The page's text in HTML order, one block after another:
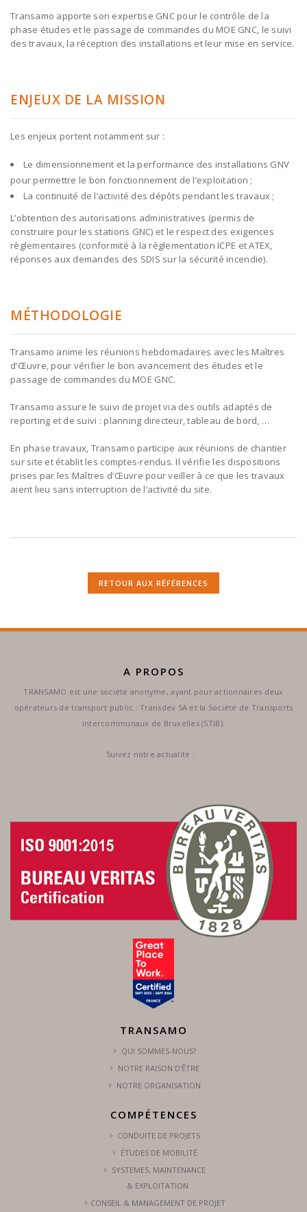
Transamo apporte son expertise GNC pour le contrôle de la
phase études et le passage de commandes du MOE GNC, le suivi
des travaux, la réception des installations et leur mise en service.
ENJEUX DE LA MISSION
Les enjeux portent notamment sur :
Le dimensionnement et la performance des installations GNV
pour permettre le bon fonctionnement de l’exploitation ;
La continuité de l’activité des dépôts pendant les travaux ;
L’obtention des autorisations administratives (permis de
construire pour les stations GNC) et le respect des exigences
règlementaires (conformité à la règlementation ICPE et ATEX,
réponses aux demandes des SDIS sur la sécurité incendie).
MÉTHODOLOGIE
Transamo anime les réunions hebdomadaires avec les Maîtres
d’Œuvre, pour vérifier le bon avancement des études et le
passage de commandes du MOE GNC.
Transamo assure le suivi de projet via des outils adaptés de
reporting et de suivi : planning directeur, tableau de bord, …
En phase travaux, Transamo participe aux réunions de chantier
sur site et établit les comptes-rendus. Il vérifie les dispositions
prises par les Maîtres d’Œuvre pour veiller à ce que les travaux
aient lieu sans interruption de l’activité du site.
RETOUR AUX RÉFÉRENCES
A PROPOS
TRANSAMO est une société anonyme, ayant pour actionnaires deux
opérateurs de transport public : Transdev SA et la Société de Transports
intercommunaux de Bruxelles (STIB).
Suivez notre actualité :
TRANSAMO
QUI SOMMES-NOUS?
NOTRE RAISON D’ÊTRE
NOTRE ORGANISATION
COMPÉTENCES
CONDUITE DE PROJETS
ÉTUDES DE MOBILITÉ
SYSTEMES, MAINTENANCE
& EXPLOITATION
CONSEIL & MANAGEMENT DE PROJET